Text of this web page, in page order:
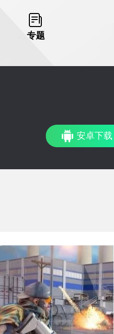
专题
安卓下载